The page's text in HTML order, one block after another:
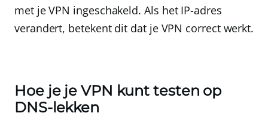
met je VPN ingeschakeld. Als het IP-adres
verandert, betekent dit dat je VPN correct werkt.
Hoe je je VPN kunt testen op
DNS-lekken